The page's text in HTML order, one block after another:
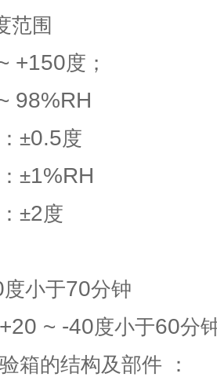
范围
+150度；
98%RH
±0.5度
±1%RH
±2度
度小于70分钟
+20 ~ -40度小于60分
箱的结构及部件
：